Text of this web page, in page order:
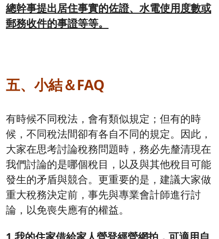
總幹事提出居住事實的佐證、水電使用度數或
郵務收件的事證等等。
五、小結＆FAQ
有時候不同稅法，會有類似規定；但有的時
候，不同稅法間卻有各自不同的規定。因此，
大家在思考討論稅務問題時，務必先釐清現在
我們討論的是哪個稅目，以及與其他稅目可能
發生的矛盾與競合。更重要的是，建議大家做
重大稅務決定前，事先與專業會計師進行討
論，以免喪失應有的權益。